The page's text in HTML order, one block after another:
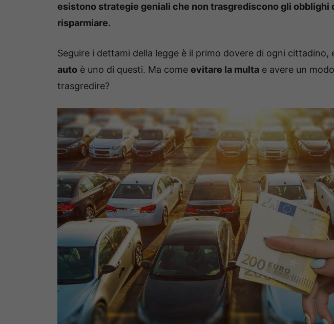
esistono strategie geniali che non trasgrediscono gli obblighi
risparmiare.
Seguire i dettami della legge è il primo dovere di ogni cittadino,
auto è uno di questi. Ma come evitare la multa e avere un
trasgredire?